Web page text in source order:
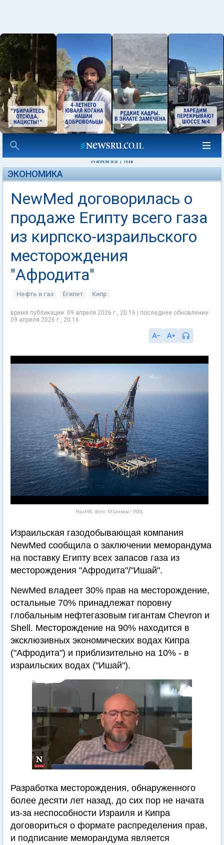
09 АПРЕЛЯ 2026 15:48
ЭКОНОМИКА
NewMed договорилась о
продаже Египту всего газа
из кирпско-израильского
месторождения
"Афродита"
Нефть и газ Египет Кипр
время публикации: 09 апреля 2026 г., 20:16 | последнее обновление:
09 апреля 2026 г., 20:16
Flash90. Фото: М.Селлем / POOL
Израильская газодобывающая компания
NewMed сообщила о заключении меморандума
на поставку Египту всех запасов газа из
месторождения "Афродита"/"Ишай".
NewMed владеет 30% прав на месторождение,
остальные 70% принадлежат поровну
глобальным нефтегазовым гигантам Chevron и
Shell. Месторождение на 90% находится в
эксклюзивных экономических водах Кипра
("Афродита") и приблизительно на 10% - в
израильских водах ("Ишай").
Разработка месторождения, обнаруженного
более десяти лет назад, до сих пор не начата
из-за неспособности Израиля и Кипра
договориться о формате распределения прав,
и подписание меморандума является